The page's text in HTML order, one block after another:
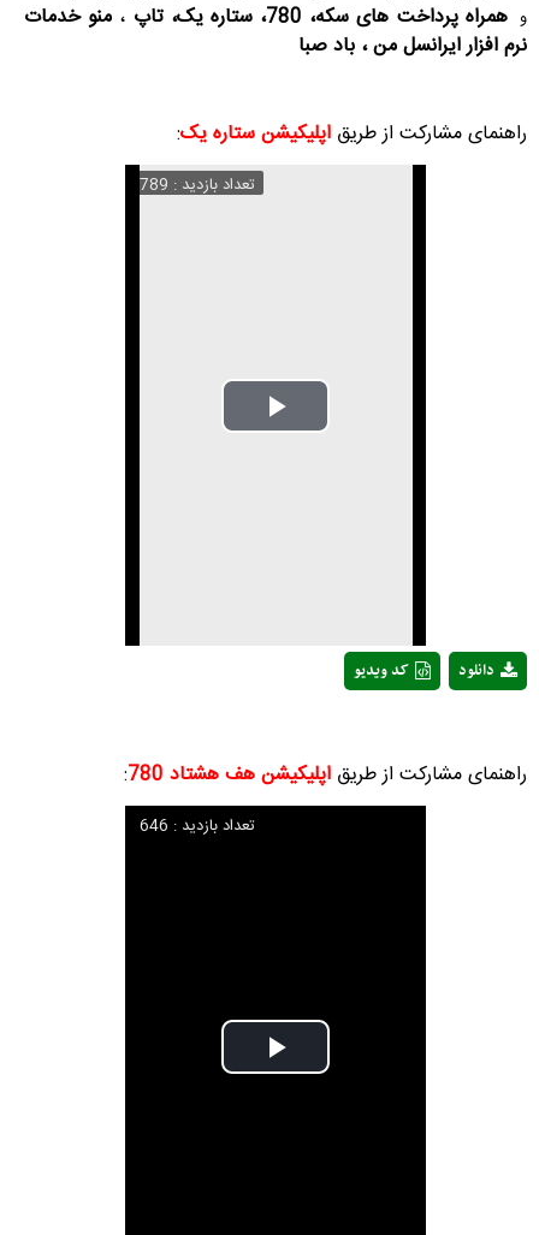
وهمراه پرداخت های سکه، 780، ستاره یک، تاپ ، منو خدمات
نرم افزار ایرانسل من ، باد صبا
راهنمای مشارکت از طریق اپلیکیشن ستاره یک:
Play
تعداد بازدید : 789
کد ویدیو دانلود
راهنمای مشارکت از طریق اپلیکیشن هف هشتاد 780 :
Play
تعداد بازدید : 646